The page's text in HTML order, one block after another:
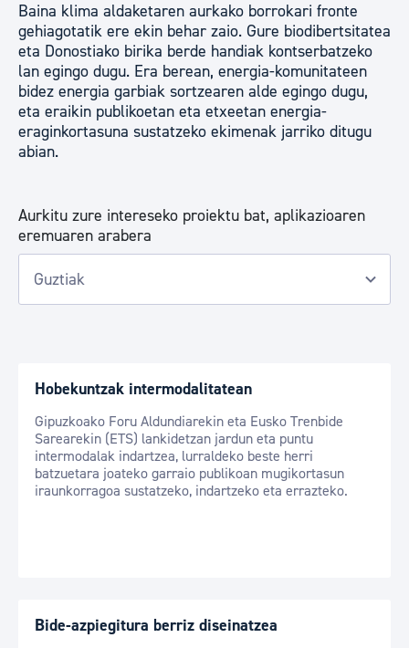
Baina klima aldaketaren aurkako borrokari fronte
gehiagotatik ere ekin behar zaio. Gure biodibertsitatea
eta Donostiako birika berde handiak kontserbatzeko
lan egingo dugu. Era berean, energia-komunitateen
bidez energia garbiak sortzearen alde egingo dugu,
eta eraikin publikoetan eta etxeetan energia-
eraginkortasuna sustatzeko ekimenak jarriko ditugu
abian.
Aurkitu zure intereseko proiektu bat, aplikazioaren
eremuaren arabera
Hobekuntzak intermodalitatean
Gipuzkoako Foru Aldundiarekin eta Eusko Trenbide
Sarearekin (ETS) lankidetzan jardun eta puntu
intermodalak indartzea, lurraldeko beste herri
batzuetara joateko garraio publikoan mugikortasun
iraunkorragoa sustatzeko, indartzeko eta errazteko.
Bide-azpiegitura berriz diseinatzea